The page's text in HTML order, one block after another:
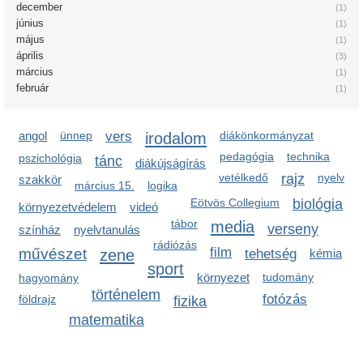
(1)
december
(1)
június
(1)
május
(3)
április
(1)
március
(1)
február
angol ünnep vers irodalom
diákönkormányzat
pedagógia
pszichológia technika
tánc diákújságírás
vetélkedő rajz
szakkör március 15.
logika
Eötvös Collegium
biológia
környezetvédelem videó
nyelv
tábor media verseny
színház nyelvtanulás
rádiózás film
művészet zene tehetség kémia
sport környezet tudomány
hagyomány
történelem fotózás
földrajz
fizika
matematika